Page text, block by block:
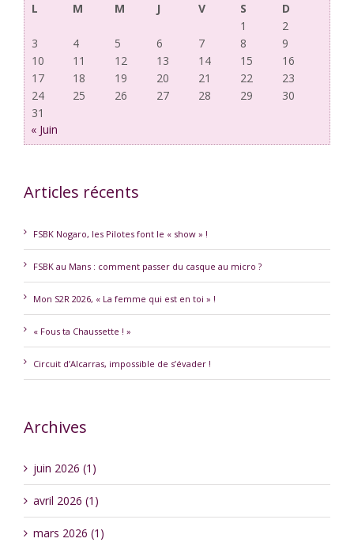
L
M M J V S
D
1
2
3
4 5 6 7 8
9
10
11 12 13 14 15
16
17
18 19 20 21 22
23
24
25 26 27 28 29
30
31
« Juin
Articles récents
FSBK Nogaro, les Pilotes font le « show » !
FSBK au Mans : comment passer du casque au micro ?
Mon S2R 2026, « La femme qui est en toi » !
« Fous ta Chaussette ! »
Circuit d’Alcarras, impossible de s’évader !
Archives
juin 2026 (1)
avril 2026 (1)
mars 2026 (1)